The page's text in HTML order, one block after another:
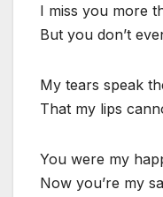
I miss you more
But you don’t
My tears speak
That my lips
You were my
Now you’re my